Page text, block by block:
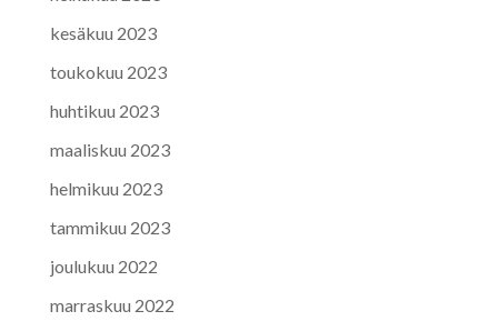
kesäkuu 2023
toukokuu 2023
huhtikuu 2023
maaliskuu 2023
helmikuu 2023
tammikuu 2023
joulukuu 2022
marraskuu 2022